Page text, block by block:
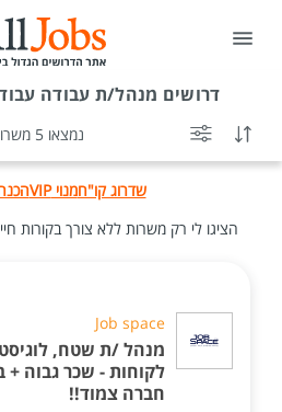
דרושים מנהל/ת עבודה
נמצאו 5 משרות
שדרוג קו"חמנוי VIP
הציגו לי רק משרות ללא צורך בקורות
Job space
מנהל /ת שטח,
לקוחות - שכר גבוה +
חברה צמוד!!